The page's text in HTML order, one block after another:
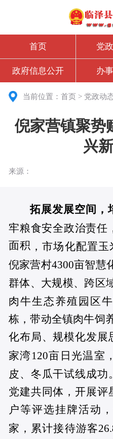
首页 党
政府信息公开 办
当前位置：首页 > 党政动
倪家营镇聚势
兴
来源：
拓展发展空间，
牢粮食安全政治责任
面积 ，市场化配置
倪家营村4300亩智慧
群体、大规模、跨区
肉牛生态养殖园区
栋，带动全镇肉牛饲
化布局、规模化发展
家湾120亩日光温室
皮、冬瓜干试线成功
党建共同体，开展评
户等评选挂牌活动，
家，累计接待游客